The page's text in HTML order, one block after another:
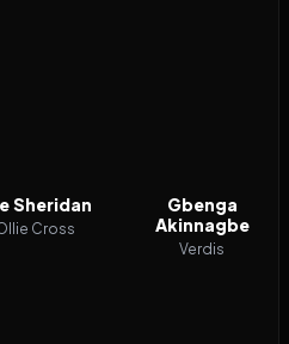
Sheridan
Cross
Gbenga
Akinnagbe
Verdis